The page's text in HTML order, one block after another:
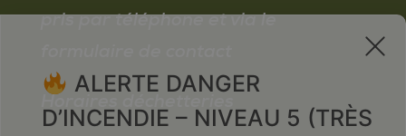
pris par téléphone et via le
Horaires déchetteries
x
ALERTE DANGER
D’INCENDIE – NIVEAU 5 (TRÈS